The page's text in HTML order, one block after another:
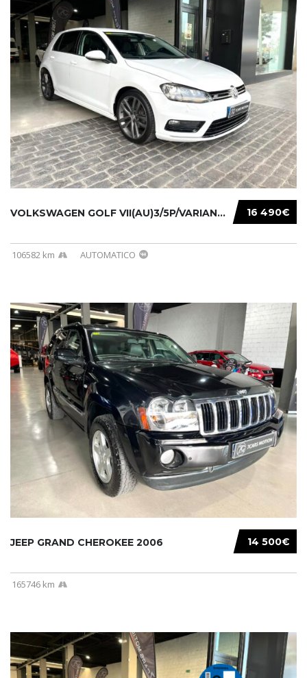
16 490€
VOLKSWAGEN GOLF VII(AU)3/5P/VARIANT(12-16 20...
106582 km AUTOMATICO
14 500€
JEEP GRAND CHEROKEE 2006
165746 km